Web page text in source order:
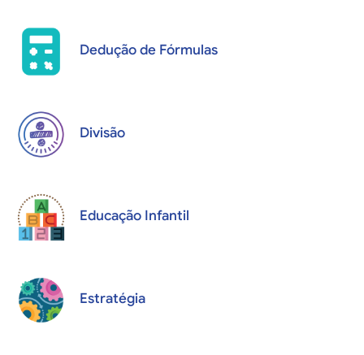
Dedução de Fórmulas
Divisão
Educação Infantil
Estratégia